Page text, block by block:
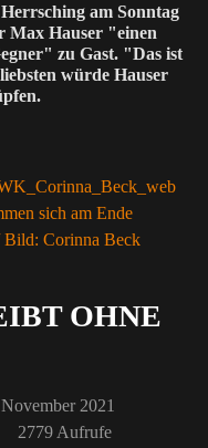
am Sonntag
Max Hauser "einen
zu Gast. "Das ist
würde Hauser
sich am Ende
Bild: Corinna Beck
OHNE
2021
2779 Aufrufe